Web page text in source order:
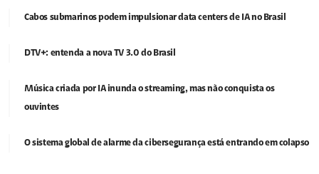
Cabos submarinos podem impulsionar data centers de IA no Brasil
DTV+: entenda a nova TV 3.0 do Brasil
Música criada por IA inunda o streaming, mas não conquista os
ouvintes
O sistema global de alarme da cibersegurança está entrando em colapso